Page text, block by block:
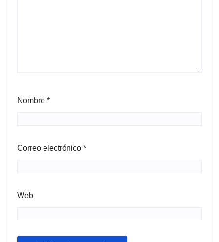
Nombre *
Correo electrónico *
Web